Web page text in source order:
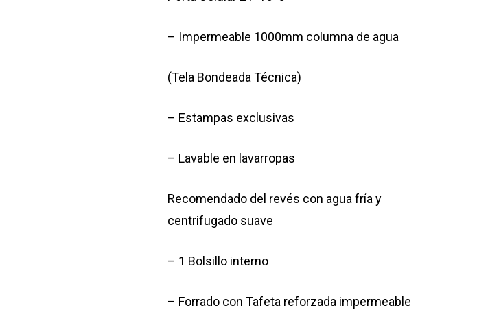
– Impermeable 1000mm columna de agua
(Tela Bondeada Técnica)
– Estampas exclusivas
– Lavable en lavarropas
Recomendado del revés con agua fría y
centrifugado suave
– 1 Bolsillo interno
– Forrado con Tafeta reforzada impermeable